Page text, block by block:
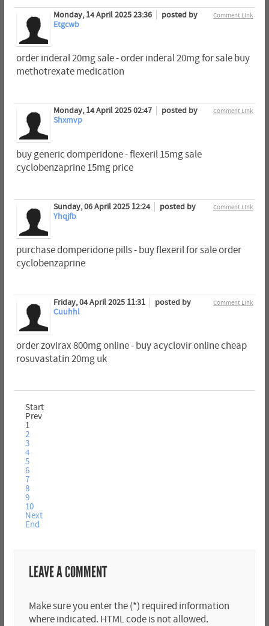
Comment Link
Monday, 14 April 2025 23:36
posted by
Etgcwb
order inderal 20mg sale - order inderal 20mg for sale buy
methotrexate medication
Comment Link
Monday, 14 April 2025 02:47
posted by
Shxmvp
buy generic domperidone - flexeril 15mg sale
cyclobenzaprine 15mg price
Comment Link
Sunday, 06 April 2025 12:24
posted by
Yhqjfb
purchase domperidone pills - buy flexeril for sale order
cyclobenzaprine
Comment Link
Friday, 04 April 2025 11:31
posted by
Cuuhhl
order zovirax 800mg online - buy acyclovir online cheap
rosuvastatin 20mg uk
Start
Prev
1
2
3
4
5
6
7
8
9
10
Next
End
LEAVE A COMMENT
Make sure you enter the (*) required information
where indicated. HTML code is not allowed.